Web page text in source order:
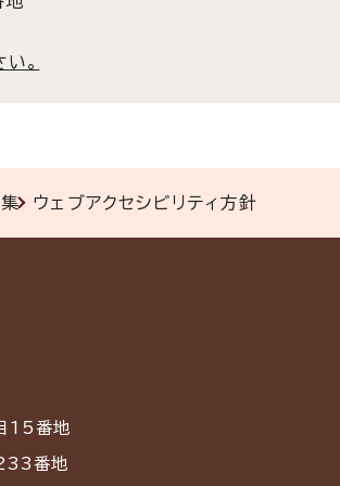
。
ウェブアクセシビリティ方針
15番地
番地